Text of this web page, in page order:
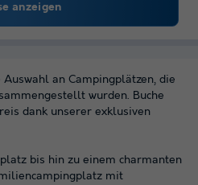
anzeigen
Auswahl an Campingplätzen, die
wurden. Buche
dank unserer exklusiven
bis hin zu einem charmanten
mit